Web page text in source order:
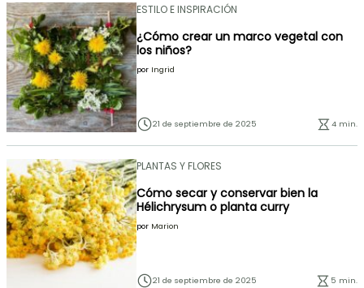
ESTILO E INSPIRACIÓN
¿Cómo crear un marco vegetal con
los niños?
por Ingrid
21 de septiembre de 2025 4 min.
PLANTAS Y FLORES
Cómo secar y conservar bien la
Hélichrysum o planta curry
por Marion
21 de septiembre de 2025 5 min.